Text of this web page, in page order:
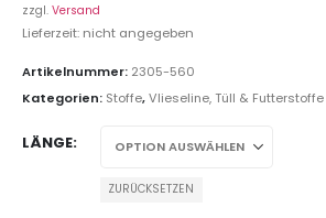
zzgl. Versand
Lieferzeit: nicht angegeben
Artikelnummer: 2305-560
Kategorien: Stoffe,Vlieseline, Tüll & Futterstoffe
LÄNGE
ZURÜCKSETZEN